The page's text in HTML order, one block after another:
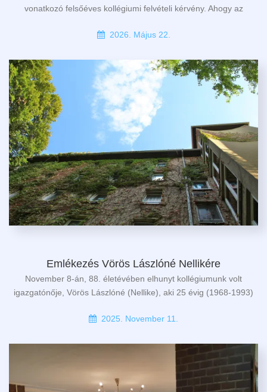
vonatkozó felsőéves kollégiumi felvételi kérvény. Ahogy az
2026. Május 22.
Emlékezés Vörös Lászlóné Nellikére
November 8-án, 88. életévében elhunyt kollégiumunk volt
igazgatónője, Vörös Lászlóné (Nellike), aki 25 évig (1968-1993)
2025. November 11.